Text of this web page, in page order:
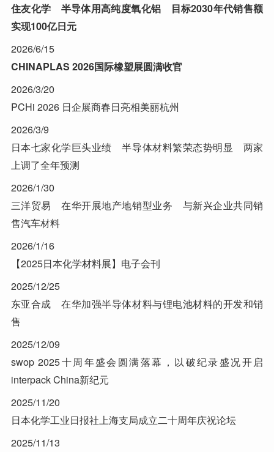
住友化学 半导体用高纯度氧化铝 目标2030年代销售额
实现100亿日元
2026/6/15
CHINAPLAS 2026国际橡塑展圆满收官
2026/3/20
PCHi 2026 日企展商春日亮相美丽杭州
2026/3/9
日本七家化学巨头业绩 半导体材料繁荣态势明显 两家
上调了全年预测
2026/1/30
三洋贸易 在华开展地产地销型业务 与新兴企业共同销
售汽车材料
2026/1/16
【2025日本化学材料展】电子会刊
2025/12/25
东亚合成 在华加强半导体材料与锂电池材料的开发和销
售
2025/12/09
swop 2025十周年盛会圆满落幕，以破纪录盛况开启
interpack China新纪元
2025/11/20
日本化学工业日报社上海支局成立二十周年庆祝论坛
2025/11/13